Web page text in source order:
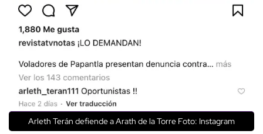
Arleth Terán defiende a Arath de la Torre Foto: Instagram